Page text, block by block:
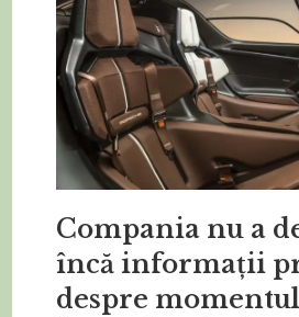
Compania nu a
încă informații
despre